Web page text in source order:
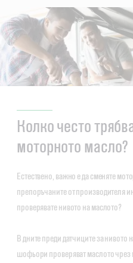
Колко често
моторното масло?
Естествено, важно е да сменяте
препоръчаните от производителя
проверявате нивото на маслото?
В дните преди датчиците за нивото
шофьори проверяват маслото